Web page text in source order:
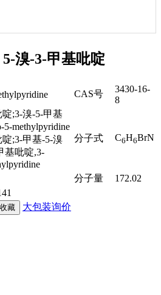
溴-3-甲基吡啶
CAS号
3430-16-
8
;3-溴-5-甲基
5-methylpyridine
;3-甲基-5-溴
基吡啶,3-
分子式 C6H6BrN
分子量
172.02
藏 大包装询价